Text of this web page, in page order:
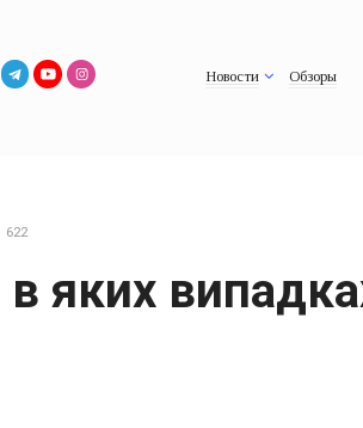
Новости Обзоры
622
в яких